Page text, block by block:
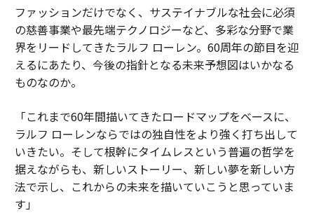
ファッションだけでなく、サステイナブルな社会に必須
の慈善事業や最先端テクノロジーなど、多彩な分野で業
界をリードしてきたラルフ ローレン。60周年の節目を迎
えるにあたり、今後の指針となる未来予想図はいかなる
ものなのか。
「これまで60年間描いてきたロードマップをベースに、
ラルフ ローレンならではの独自性をより強く打ち出して
いきたい。そして根幹にタイムレスという普遍の哲学を
据えながらも、新しいストーリー、新しい夢を新しい方
法で示し、これからの未来を描いていこうと思っていま
す」